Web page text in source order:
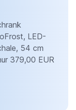
LED-
54 cm
379,00 EUR